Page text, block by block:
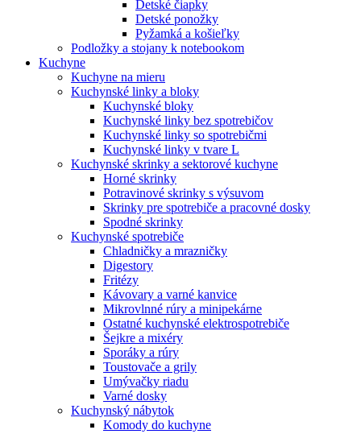
Detské čiapky
Detské ponožky
Pyžamká a košieľky
Podložky a stojany k notebookom
Kuchyne
Kuchyne na mieru
Kuchynské linky a bloky
Kuchynské bloky
Kuchynské linky bez spotrebičov
Kuchynské linky so spotrebičmi
Kuchynské linky v tvare L
Kuchynské skrinky a sektorové kuchyne
Horné skrinky
Potravinové skrinky s výsuvom
Skrinky pre spotrebiče a pracovné dosky
Spodné skrinky
Kuchynské spotrebiče
Chladničky a mrazničky
Digestory
Fritézy
Kávovary a varné kanvice
Mikrovlnné rúry a minipekárne
Ostatné kuchynské elektrospotrebiče
Šejkre a mixéry
Sporáky a rúry
Toustovače a grily
Umývačky riadu
Varné dosky
Kuchynský nábytok
Komody do kuchyne